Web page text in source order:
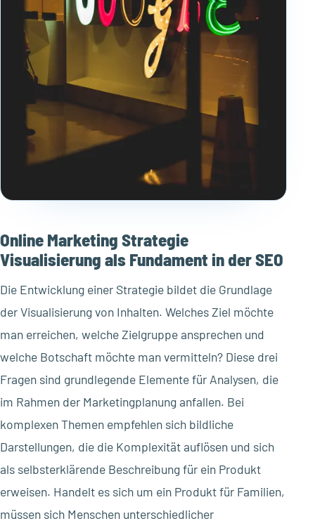
Online Marketing Strategie
Visualisierung als Fundament in der SEO
Die Entwicklung einer Strategie bildet die Grundlage
der Visualisierung von Inhalten. Welches Ziel möchte
man erreichen, welche Zielgruppe ansprechen und
welche Botschaft möchte man vermitteln? Diese drei
Fragen sind grundlegende Elemente für Analysen, die
im Rahmen der Marketingplanung anfallen. Bei
komplexen Themen empfehlen sich bildliche
Darstellungen, die die Komplexität auflösen und sich
als selbsterklärende Beschreibung für ein Produkt
erweisen. Handelt es sich um ein Produkt für Familien,
müssen sich Menschen unterschiedlicher